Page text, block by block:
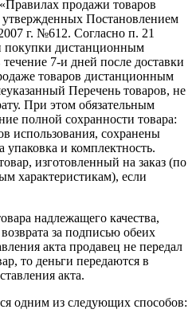
продажи товаров
Постановлением
г. №612. Согласно п. 21
покупки дистанционным
7-и дней после доставки
товаров дистанционным
Перечень товаров, не
При этом обязательным
полной сохранности товара:
использования, сохранены
и комплектность.
изготовленный на заказ (по
характеристикам), если
надлежащего качества,
за подписью обеих
акта продавец не передал
то деньги передаются в
акта.
одним из следующих способов: